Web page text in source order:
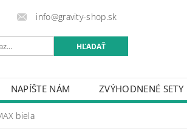
info@gravity-shop.sk
NAPÍŠTE NÁM ZVÝHODNENÉ SETY
biela